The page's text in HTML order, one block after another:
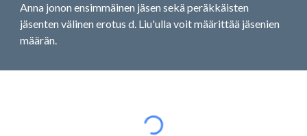
Anna jonon ensimmäinen jäsen sekä peräkkäisten
jäsenten välinen erotus d. Liu'ulla voit määrittää jäsenien
määrän.